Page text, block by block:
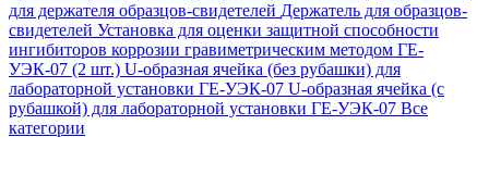
для держателя образцов-свидетелей Держатель для образцов-
свидетелей Установка для оценки защитной способности
ингибиторов коррозии гравиметрическим методом ГЕ-
УЭК-07 (2 шт.) U-образная ячейка (без рубашки) для
лабораторной установки ГЕ-УЭК-07 U-образная ячейка (с
рубашкой) для лабораторной установки ГЕ-УЭК-07 Все
категории